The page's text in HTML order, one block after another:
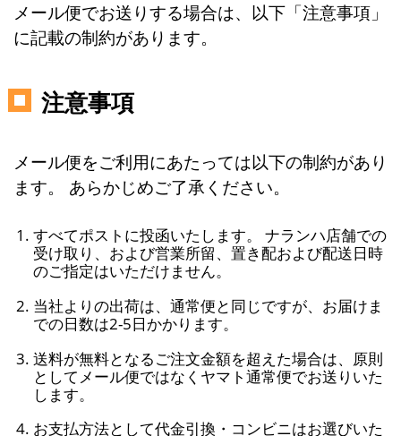
メール便でお送りする場合は、以下「注意事項」
に記載の制約があります。
注意事項
メール便をご利用にあたっては以下の制約があり
ます。 あらかじめご了承ください。
すべてポストに投函いたします。 ナランハ店舗での
受け取り、および営業所留、置き配および配送日時
のご指定はいただけません。
当社よりの出荷は、通常便と同じですが、お届けま
での日数は2-5日かかります。
送料が無料となるご注文金額を超えた場合は、原則
としてメール便ではなくヤマト通常便でお送りいた
します。
お支払方法として代金引換・コンビニはお選びいた